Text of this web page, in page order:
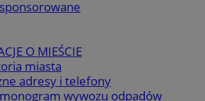
O MIEŚCIE
miasta
adresy i telefony
wywozu odpadów